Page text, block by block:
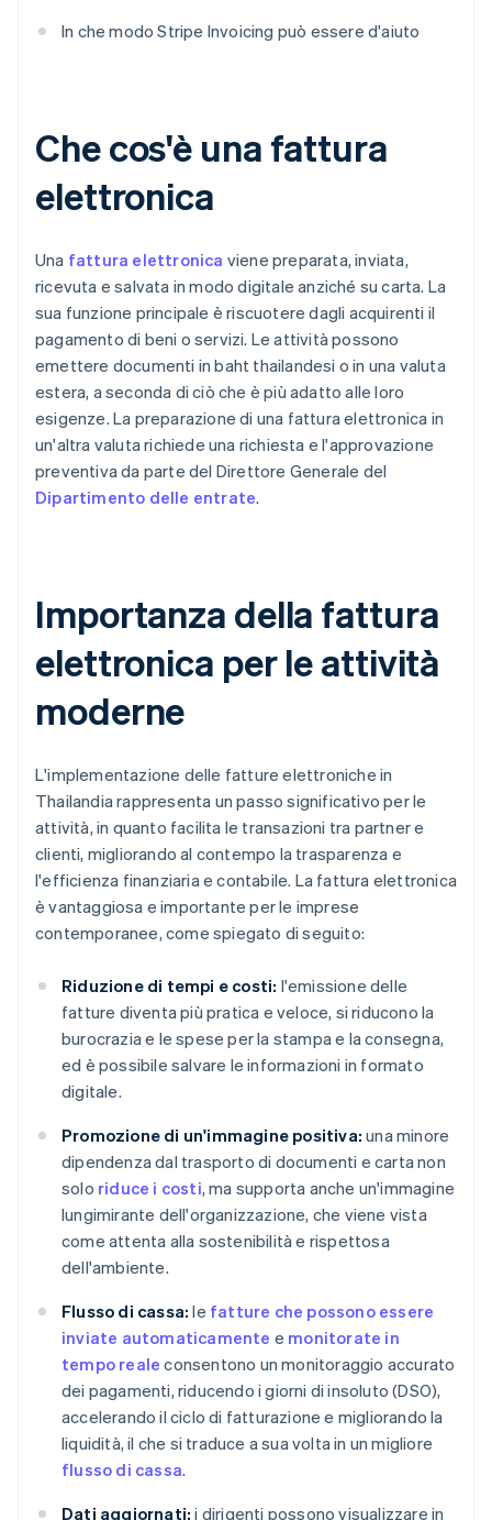
In che modo Stripe Invoicing può essere d'aiuto
Che cos'è una fattura
elettronica
Una fattura elettronica viene preparata, inviata,
ricevuta e salvata in modo digitale anziché su carta. La
sua funzione principale è riscuotere dagli acquirenti il
pagamento di beni o servizi. Le attività possono
emettere documenti in baht thailandesi o in una valuta
estera, a seconda di ciò che è più adatto alle loro
esigenze. La preparazione di una fattura elettronica in
un'altra valuta richiede una richiesta e l'approvazione
preventiva da parte del Direttore Generale del
Dipartimento delle entrate.
Importanza della fattura
elettronica per le attività
moderne
L'implementazione delle fatture elettroniche in
Thailandia rappresenta un passo significativo per le
attività, in quanto facilita le transazioni tra partner e
clienti, migliorando al contempo la trasparenza e
l'efficienza finanziaria e contabile. La fattura elettronica
è vantaggiosa e importante per le imprese
contemporanee, come spiegato di seguito:
Riduzione di tempi e costi: l'emissione delle
fatture diventa più pratica e veloce, si riducono la
burocrazia e le spese per la stampa e la consegna,
ed è possibile salvare le informazioni in formato
digitale.
Promozione di un'immagine positiva: una minore
dipendenza dal trasporto di documenti e carta non
solo riduce i costi, ma supporta anche un'immagine
lungimirante dell'organizzazione, che viene vista
come attenta alla sostenibilità e rispettosa
dell'ambiente.
Flusso di cassa: le fatture che possono essere
inviate automaticamente e monitorate in
tempo reale consentono un monitoraggio accurato
dei pagamenti, riducendo i giorni di insoluto (DSO),
accelerando il ciclo di fatturazione e migliorando la
liquidità, il che si traduce a sua volta in un migliore
flusso di cassa.
Dati aggiornati: i dirigenti possono visualizzare in